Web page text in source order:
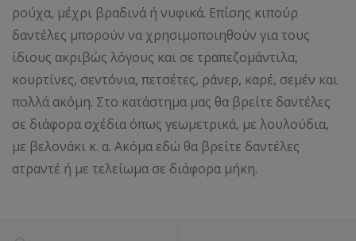
ρούχα, μέχρι βραδινά ή νυφικά. Επίσης κιπούρ
δαντέλες μπορούν να χρησιμοποιηθούν για τους
ίδιους ακριβώς λόγους και σε τραπεζομάντιλα,
κουρτίνες, σεντόνια, πετσέτες, ράνερ, καρέ, σεμέν και
πολλά ακόμη. Στο κατάστημα μας θα βρείτε δαντέλες
σε διάφορα σχέδια όπως γεωμετρικά, με λουλούδια,
με βελονάκι κ. α. Ακόμα εδώ θα βρείτε δαντέλες
ατραντέ ή με τελείωμα σε διάφορα μήκη.